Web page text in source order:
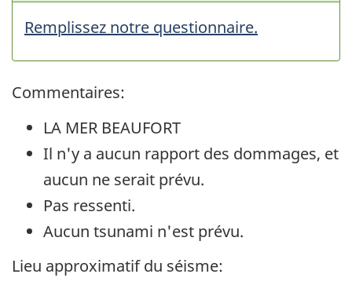
Remplissez notre questionnaire.
Commentaires:
LA MER BEAUFORT
Il n'y a aucun rapport des dommages, et
aucun ne serait prévu.
Pas ressenti.
Aucun tsunami n'est prévu.
Lieu approximatif du séisme: